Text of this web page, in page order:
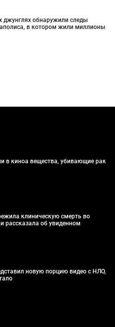
джунглях обнаружили следы
в котором жили миллионы
в киноа вещества, убивающие рак
клиническую смерть во
рассказала об увиденном
новую порцию видео с НЛО,